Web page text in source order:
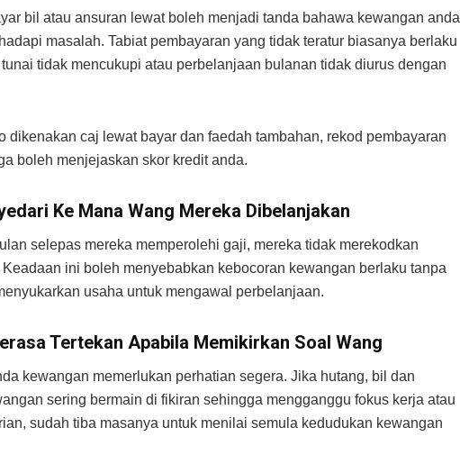
bil atau ansuran lewat boleh menjadi tanda bahawa kewangan anda
masalah. Tabiat pembayaran yang tidak teratur biasanya berlaku
tidak mencukupi atau perbelanjaan bulanan tidak diurus dengan
dikenakan caj lewat bayar dan faedah tambahan, rekod pembayaran
boleh menjejaskan skor kredit anda.
Ke Mana Wang Mereka Dibelanjakan
selepas mereka memperolehi gaji, mereka tidak merekodkan
ini boleh menyebabkan kebocoran kewangan berlaku tanpa
usaha untuk mengawal perbelanjaan.
Tertekan Apabila Memikirkan Soal Wang
kewangan memerlukan perhatian segera. Jika hutang, bil dan
sering bermain di fikiran sehingga mengganggu fokus kerja atau
sudah tiba masanya untuk menilai semula kedudukan kewangan